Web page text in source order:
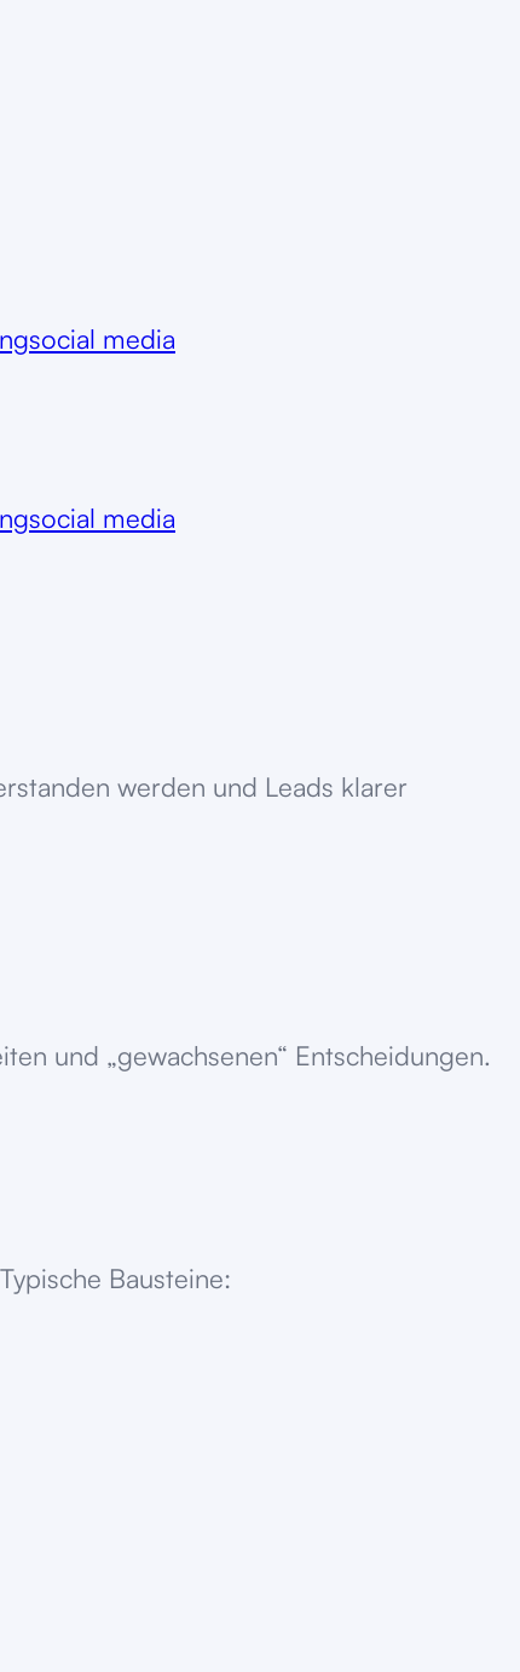
social media
social media
werden und Leads klarer
und „gewachsenen“ Entscheidungen.
Bausteine: